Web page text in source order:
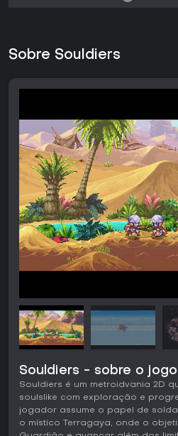
Sobre Souldiers
Souldiers - sobre o jogo
Souldiers é um metroidvania 2D
soulslike com exploração e
jogador assume o papel de
o místico Terragaya, onde o